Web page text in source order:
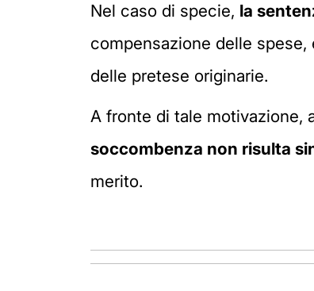
Nel caso di specie, la
compensazione delle
delle pretese originarie.
A fronte di tale motivazione,
soccombenza non risulta
merito.